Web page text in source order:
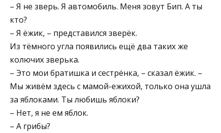
– Я не зверь. Я автомобиль. Меня зовут Бип. А ты
кто?
– Я ёжик, – представился зверёк.
Из тёмного угла появились ещё два таких же
колючих зверька.
– Это мои братишка и сестрёнка, – сказал ёжик. –
Мы живём здесь с мамой-ежихой, только она ушла
за яблоками. Ты любишь яблоки?
– Нет, я не ем яблок.
– А грибы?